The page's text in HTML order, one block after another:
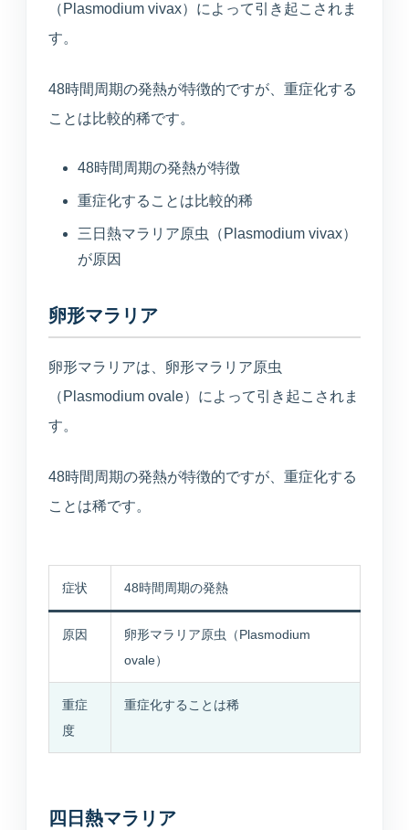
生活リハビリと日中支援
山居町併設の新デイサービス
医療連携型の個別リハビリ
コラム
設備紹介
アクセス
所在地・駐車場・来院方法
募集中の職種と応募方法
アクセス
（Plasmodium vivax）によって引き起こされま
す。
48時間周期の発熱が特徴的ですが、重症化する
ことは比較的稀です。
48時間周期の発熱が特徴
重症化することは比較的稀
三日熱マラリア原虫（Plasmodium vivax）
が原因
卵形マラリア
卵形マラリアは、卵形マラリア原虫
（Plasmodium ovale）によって引き起こされま
す。
48時間周期の発熱が特徴的ですが、重症化する
ことは稀です。
症状 48時間周期の発熱
原因
卵形マラリア原虫（Plasmodium
ovale）
重症
度
重症化することは稀
四日熱マラリア